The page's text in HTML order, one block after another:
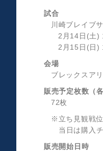
試合
川崎ブレイブ
2月14日(土)
2月15日(日)
会場
ブレックスア
販売予定枚数（各
72枚
※立ち見観戦位
当日は購入
販売開始日時